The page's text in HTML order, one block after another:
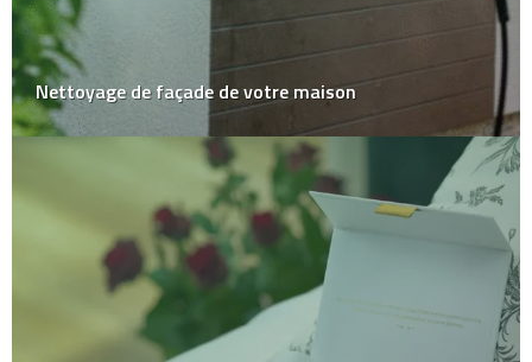
Nettoyage de façade de votre maison